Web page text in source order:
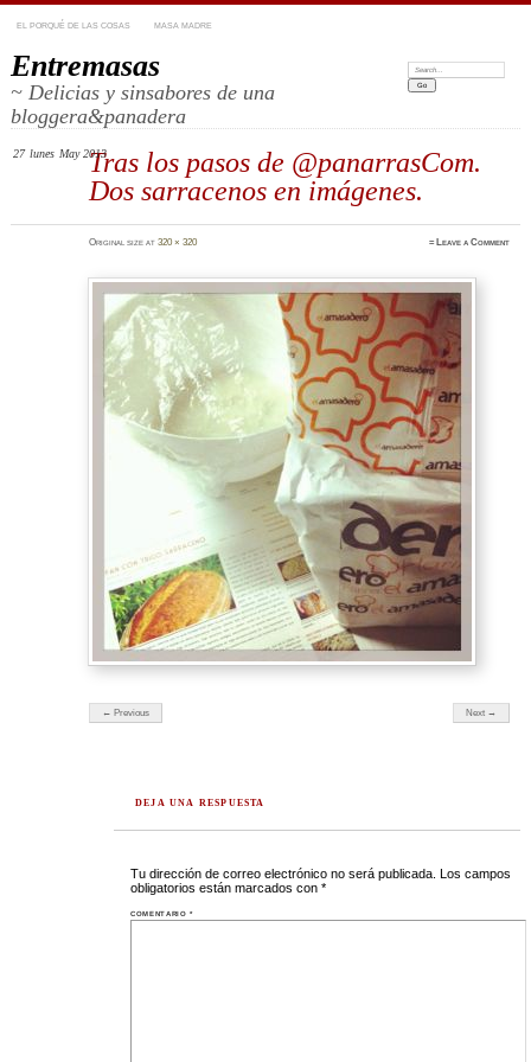
EL PORQUÉ DE LAS COSAS MASA MADRE
Entremasas
~ Delicias y sinsabores de una
bloggera&panadera
Search:
Tras los pasos de @panarrasCom.
Dos sarracenos en imágenes.
27 lunes May 2013
Original size at 320 × 320 ≈ Leave a Comment
← Previous Next →
DEJA UNA RESPUESTA
Tu dirección de correo electrónico no será publicada. Los campos
obligatorios están marcados con*
COMENTARIO*